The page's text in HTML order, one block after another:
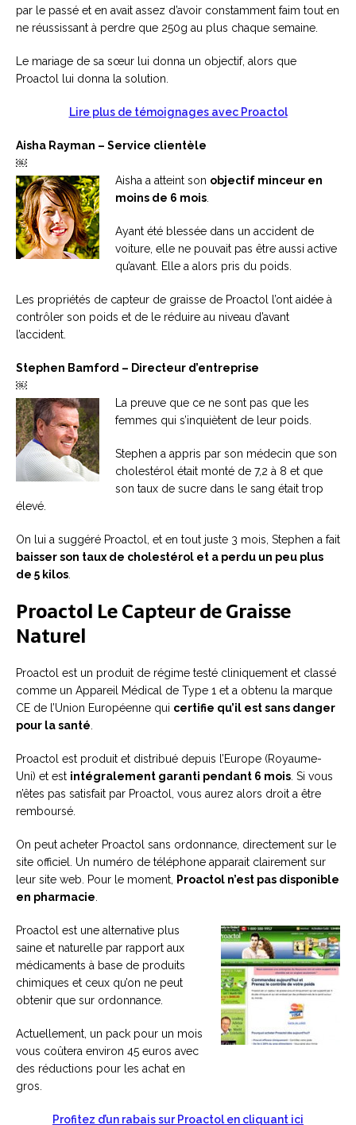
par le passé et en avait assez d’avoir constamment faim tout en
ne réussissant à perdre que 250g au plus chaque semaine.
Le mariage de sa sœur lui donna un objectif, alors que
Proactol lui donna la solution.
Lire plus de témoignages avec Proactol
Aisha Rayman – Service clientèle
￼
Aisha a atteint son objectif minceur en
moins de 6 mois
Ayant été blessée dans un accident de
voiture, elle ne pouvait pas être aussi active
qu’avant. Elle a alors pris du poids.
Les propriétés de capteur de graisse de Proactol l’ont aidée à
contrôler son poids et de le réduire au niveau d’avant
l’accident.
Stephen Bamford – Directeur d’entreprise
￼
La preuve que ce ne sont pas que les
femmes qui s’inquiètent de leur poids.
Stephen a appris par son médecin que son
cholestérol était monté de 7,2 à 8 et que
son taux de sucre dans le sang était trop
élevé.
On lui a suggéré Proactol, et en tout juste 3 mois, Stephen a fait
baisser son taux de cholestérol et a perdu un peu plus
de 5 kilos
Proactol Le Capteur de Graisse
Naturel
Proactol est un produit de régime testé cliniquement et classé
comme un Appareil Médical de Type 1 et a obtenu la marque
CE de l’Union Européenne qui certifie qu’il est sans danger
pour la santé
Proactol est produit et distribué depuis l’Europe (Royaume-
Uni) et est intégralement garanti pendant 6 mois . Si vous
n’êtes pas satisfait par Proactol, vous aurez alors droit a être
remboursé.
On peut acheter Proactol sans ordonnance, directement sur le
site officiel. Un numéro de téléphone apparait clairement sur
leur site web. Pour le moment,
Proactol n’est pas disponible
en pharmacie
Proactol est une alternative plus
saine et naturelle par rapport aux
médicaments à base de produits
chimiques et ceux qu’on ne peut
obtenir que sur ordonnance.
Actuellement, un pack pour un mois
vous coûtera environ 45 euros avec
des réductions pour les achat en
gros.
Profitez d’un rabais sur Proactol en cliquant ici